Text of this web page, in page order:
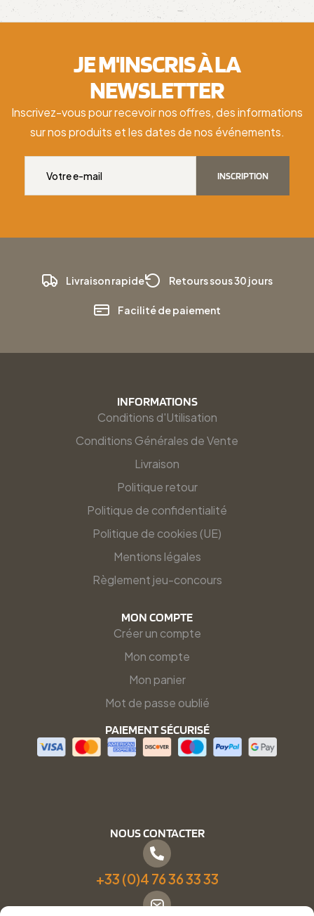
JE M'INSCRIS À LA
NEWSLETTER
Inscrivez-vous pour recevoir nos offres, des informations
sur nos produits et les dates de nos événements.
INSCRIPTION
Livraison rapide Retours sous 30 jours
Facilité de paiement
INFORMATIONS
Conditions d'Utilisation
Conditions Générales de Vente
Livraison
Politique retour
Politique de confidentialité
Politique de cookies (UE)
Mentions légales
Règlement jeu-concours
MON COMPTE
Créer un compte
Mon compte
Mon panier
Mot de passe oublié
PAIEMENT SÉCURISÉ
NOUS CONTACTER
+33 (0)4 76 36 33 33